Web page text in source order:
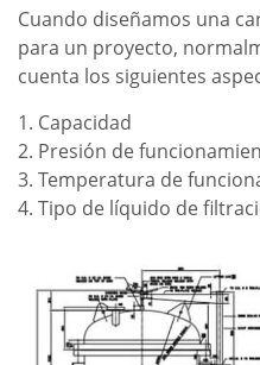
Cuando diseñamos una
para un proyecto,
cuenta los siguientes
1. Capacidad
2. Presión de
3. Temperatura de
4. Tipo de líquido de